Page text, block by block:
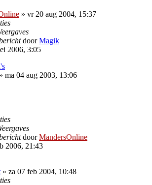
» vr 20 aug 2004, 15:37
doorMagik
2006, 3:05
» ma 04 aug 2003, 13:06
doorMandersOnline
2006, 21:43
» za 07 feb 2004, 10:48